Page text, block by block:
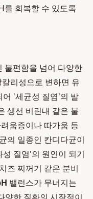
를 회복할 수 있도록
불편함을 넘어 다양한
리성으로 변하면 유
'세균성 질염'의 발
생선 비린내 같은 불
움증이나 따가움 등
의 일종인 칸디다균이
질염'의 원인이 되기
즈 찌꺼기 같은 분비
밸런스가 무너지는